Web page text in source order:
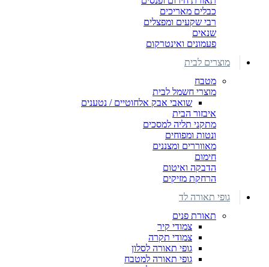
כבלים מאריכים
רבי שקעים ומפצלים
שנאים
פעמונים ואינטרקום
מוצרים לבית
מטבח
מוצרי חשמל לבית
שואבי אבק אלחוטיים / נטענים
איבזור הבית
מתקני תליה למסכים
ונטות ומפוחים
מאווררים ומצננים
חימום
הדבקה ואיטום
הרחקת מזיקים
גופי תאורה לד
תאורת פנים
צמודי קיר
צמודי תקרה
גופי תאורה לסלון
גופי תאורה למטבח